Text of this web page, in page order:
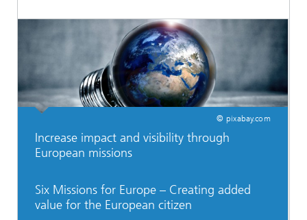
© pixabay.com
Increase impact and visibility through
European missions
Six Missions for Europe – Creating added
value for the European citizen